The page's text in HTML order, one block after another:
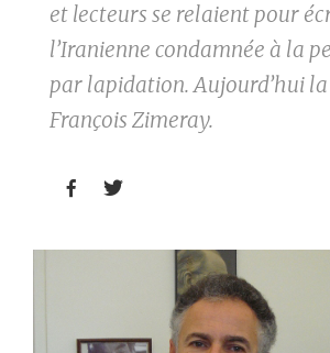
et lecteurs se relaient pour
l’Iranienne condamnée à la
par lapidation. Aujourd’hui
François Zimeray.
 